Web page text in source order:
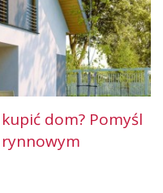
dom? Pomyśl